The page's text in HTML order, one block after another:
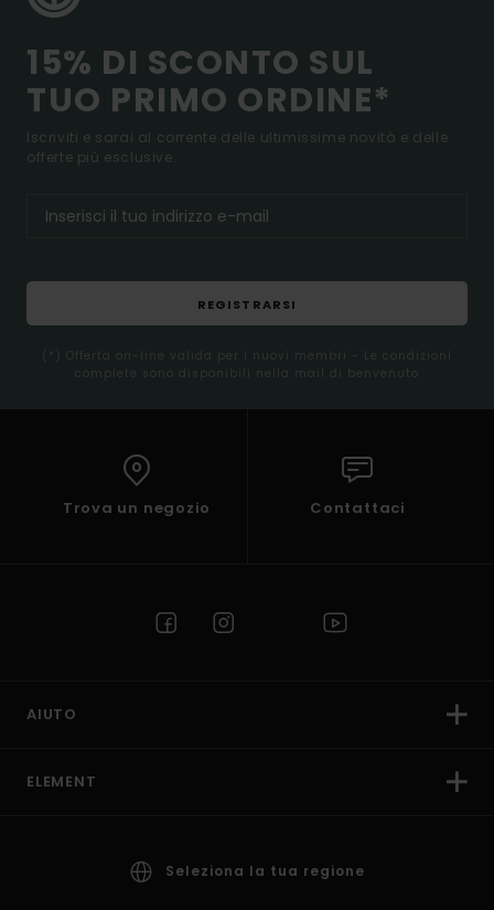
15% DI SCONTO SUL
TUO PRIMO ORDINE*
Iscriviti e sarai al corrente delle ultimissime novità e delle
offerte più esclusive.
REGISTRARSI
(*) Offerta on-line valida per i nuovi membri - Le condizioni
complete sono disponibili nella mail di benvenuto
Trova un negozio Contattaci
AIUTO
ELEMENT
Seleziona la tua regione